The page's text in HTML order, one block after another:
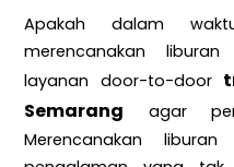
Apakah dalam
merencanakan
layanan door-to-door
Semarang agar
Merencanakan